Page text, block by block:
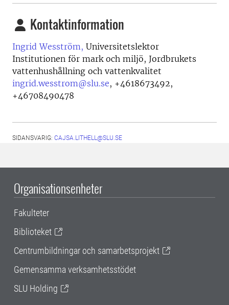
Kontaktinformation
Ingrid Wesström, Universitetslektor
Institutionen för mark och miljö, Jordbrukets
vattenhushållning och vattenkvalitet
ingrid.wesstrom@slu.se, +4618673492,
+46708490478
SIDANSVARIG: CAJSA.LITHELL@SLU.SE
Organisationsenheter
Fakulteter
Biblioteket
Centrumbildningar och samarbetsprojekt
Gemensamma verksamhetsstödet
SLU Holding